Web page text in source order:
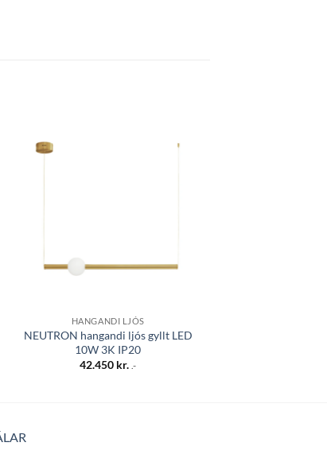
HANGANDI LJÓS
NEUTRON hangandi ljós gyllt LED
10W 3K IP20
42.450 kr. .-